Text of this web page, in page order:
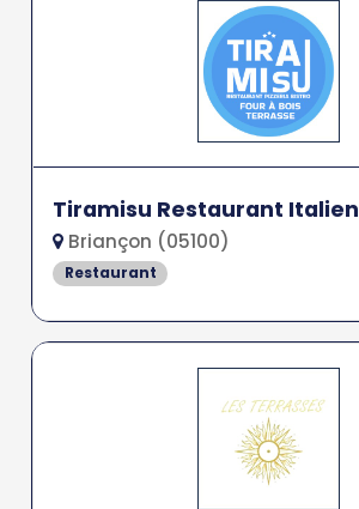
Tiramisu Restaurant Italien
Briançon (05100)
Restaurant